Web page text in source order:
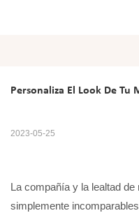
Personaliza El Look De Tu
2023-05-25
La compañía y la lealtad
simplemente